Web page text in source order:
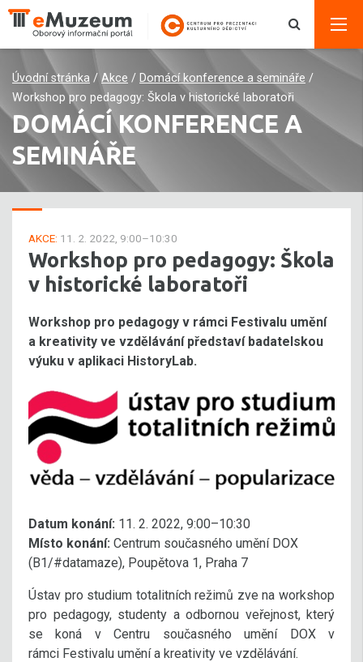
Úvodní stránka / Akce / Domácí konference a semináře /
Workshop pro pedagogy: Škola v historické laboratoři
DOMÁCÍ KONFERENCE A
SEMINÁŘE
AKCE: 11. 2. 2022, 9:00–10:30
Workshop pro pedagogy: Škola
v historické laboratoři
Workshop pro pedagogy v rámci Festivalu umění
a kreativity ve vzdělávání představí badatelskou
výuku v aplikaci HistoryLab.
Datum konání: 11. 2. 2022, 9:00–10:30
Místo konání: Centrum současného umění DOX
(B1/#datamaze), Poupětova 1, Praha 7
Ústav pro studium totalitních režimů zve na workshop
pro pedagogy, studenty a odbornou veřejnost, který
se koná v Centru současného umění DOX v
rámci Festivalu umění a kreativity ve vzdělávání.